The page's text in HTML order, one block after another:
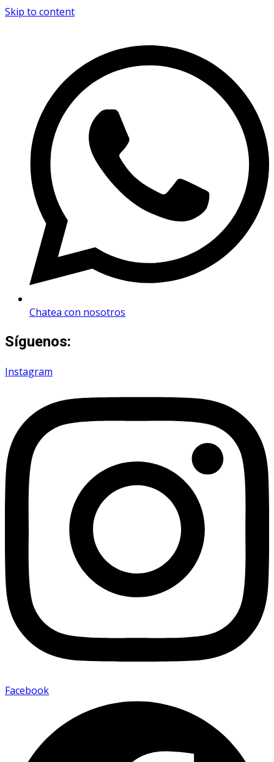
Skip to content
Chatea con nosotros
Síguenos:
Instagram
Facebook